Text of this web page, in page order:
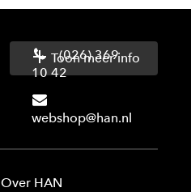
(026) 369
10 42
webshop@han.nl
Toon meer info
Over HAN